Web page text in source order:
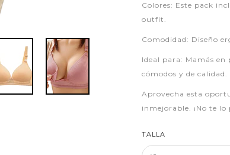
Colores: Este pack
outfit.
Comodidad: Diseño
Ideal para: Mamás en
cómodos y de calidad.
Aprovecha esta
inmejorable. ¡No te lo
TALLA